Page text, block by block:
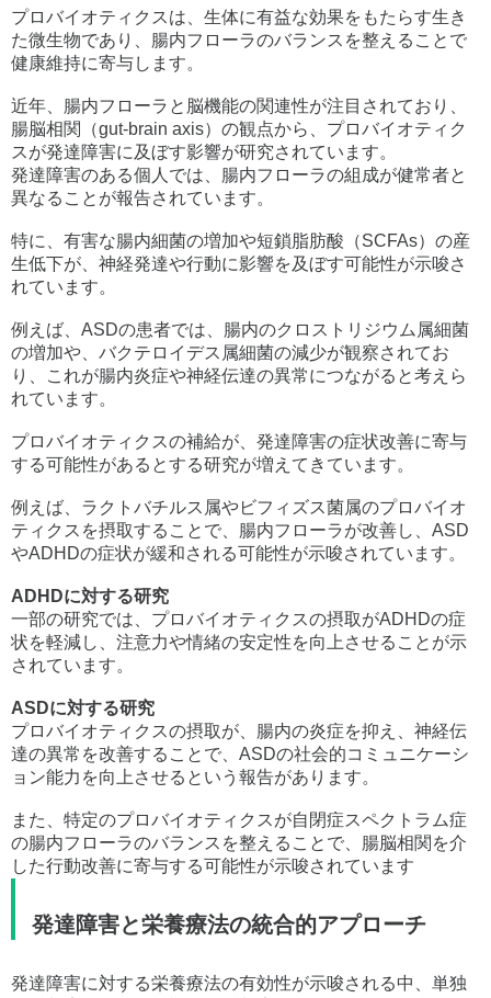
プロバイオティクスは、生体に有益な効果をもたらす生き
た微生物であり、腸内フローラのバランスを整えることで
健康維持に寄与します。
近年、腸内フローラと脳機能の関連性が注目されており、
腸脳相関（gut-brain axis）の観点から、プロバイオティク
スが発達障害に及ぼす影響が研究されています。
発達障害のある個人では、腸内フローラの組成が健常者と
異なることが報告されています。
特に、有害な腸内細菌の増加や短鎖脂肪酸（SCFAs）の産
生低下が、神経発達や行動に影響を及ぼす可能性が示唆さ
れています。
例えば、ASDの患者では、腸内のクロストリジウム属細菌
の増加や、バクテロイデス属細菌の減少が観察されてお
り、これが腸内炎症や神経伝達の異常につながると考えら
れています。
プロバイオティクスの補給が、発達障害の症状改善に寄与
する可能性があるとする研究が増えてきています。
例えば、ラクトバチルス属やビフィズス菌属のプロバイオ
ティクスを摂取することで、腸内フローラが改善し、ASD
やADHDの症状が緩和される可能性が示唆されています。
ADHDに対する研究
一部の研究では、プロバイオティクスの摂取がADHDの症
状を軽減し、注意力や情緒の安定性を向上させることが示
されています。
ASDに対する研究
プロバイオティクスの摂取が、腸内の炎症を抑え、神経伝
達の異常を改善することで、ASDの社会的コミュニケーシ
ョン能力を向上させるという報告があります。
また、特定のプロバイオティクスが自閉症スペクトラム症
の腸内フローラのバランスを整えることで、腸脳相関を介
した行動改善に寄与する可能性が示唆されています
発達障害と栄養療法の統合的アプローチ
発達障害に対する栄養療法の有効性が示唆される中、単独